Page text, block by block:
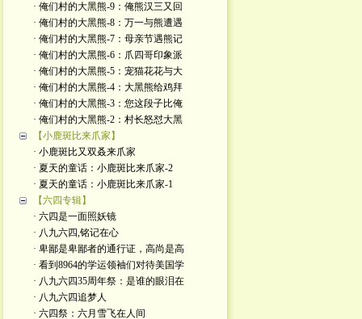
· 俺们村的大黑熊-9：俺熊汉三又回
· 俺们村的大黑熊-8：万一与熊遭遇
· 俺们村的大黑熊-7：母亲节遇熊记
· 俺们村的大黑熊-6：爪四哥印象派
· 俺们村的大黑熊-5：宠猫花花与大
· 俺们村的大黑熊-4：大黑熊给鸡拜
· 俺们村的大黑熊-3：您这段子比俺
· 俺们村的大黑熊-2：村长怒怼大黑
【小鹿斑比来爪家】
· 小鹿斑比又双叒来爪家
· 夏天的童话：小鹿斑比来爪家-2
· 夏天的童话：小鹿斑比来爪家-1
【六四专辑】
· 六四是一面照妖镜
· 八九六四,铭记在心
· 卑鄙是卑鄙者的通行证，高尚是高
· 看到8964的学运领袖们对待美国学
· 八九六四35周年祭：是谁的眼泪在
· 八九六四追梦人
· 六四祭：六月雪飞在人间